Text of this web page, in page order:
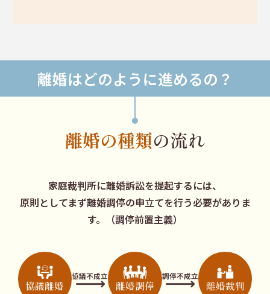
離婚はどのように進めるの？
離婚の種類の流れ
家庭裁判所に離婚訴訟を提起するには、
原則としてまず離婚調停の申立てを行う必要がありま
す。
（調停前置主義）
協議離婚
協議不成立
離婚調停
調停不成立
離婚裁判